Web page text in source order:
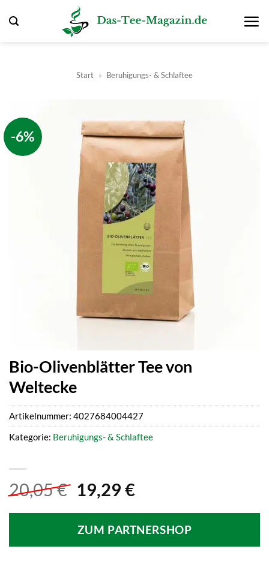
Inhalt
Start » Beruhigungs- & Schlaftee
-6%
Bio-Olivenblätter Tee von
Weltecke
20,05€ Ursprünglicher
war:
20,05 €
19,29 €Aktueller
ist:
19,29 €.
ZUM PARTNERSHOP
Artikelnummer: 4027684004427
Kategorie: Beruhigungs- & Schlaftee